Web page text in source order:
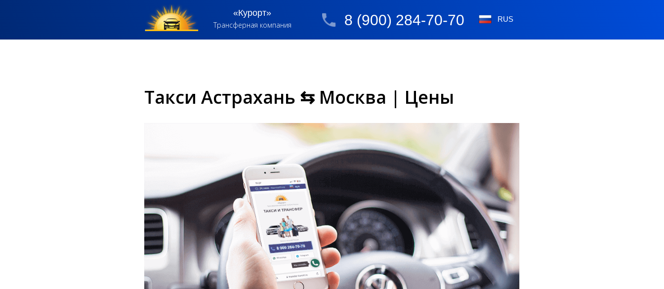
8 (900) 284-70-70
«Курорт»
Трансферная компания
RUS
Такси Астрахань ⇆ Москва | Цены